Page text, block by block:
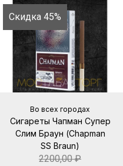
Скидка 45%
Во всех городах
Сигареты Чапман Супер
Слим Браун (Chapman
SS Braun)
2200,00₽